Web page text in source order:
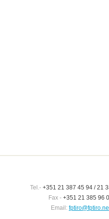
Tel.-+351 21 387 45 94 / 21
Fax - +351 21 385 96
Email: